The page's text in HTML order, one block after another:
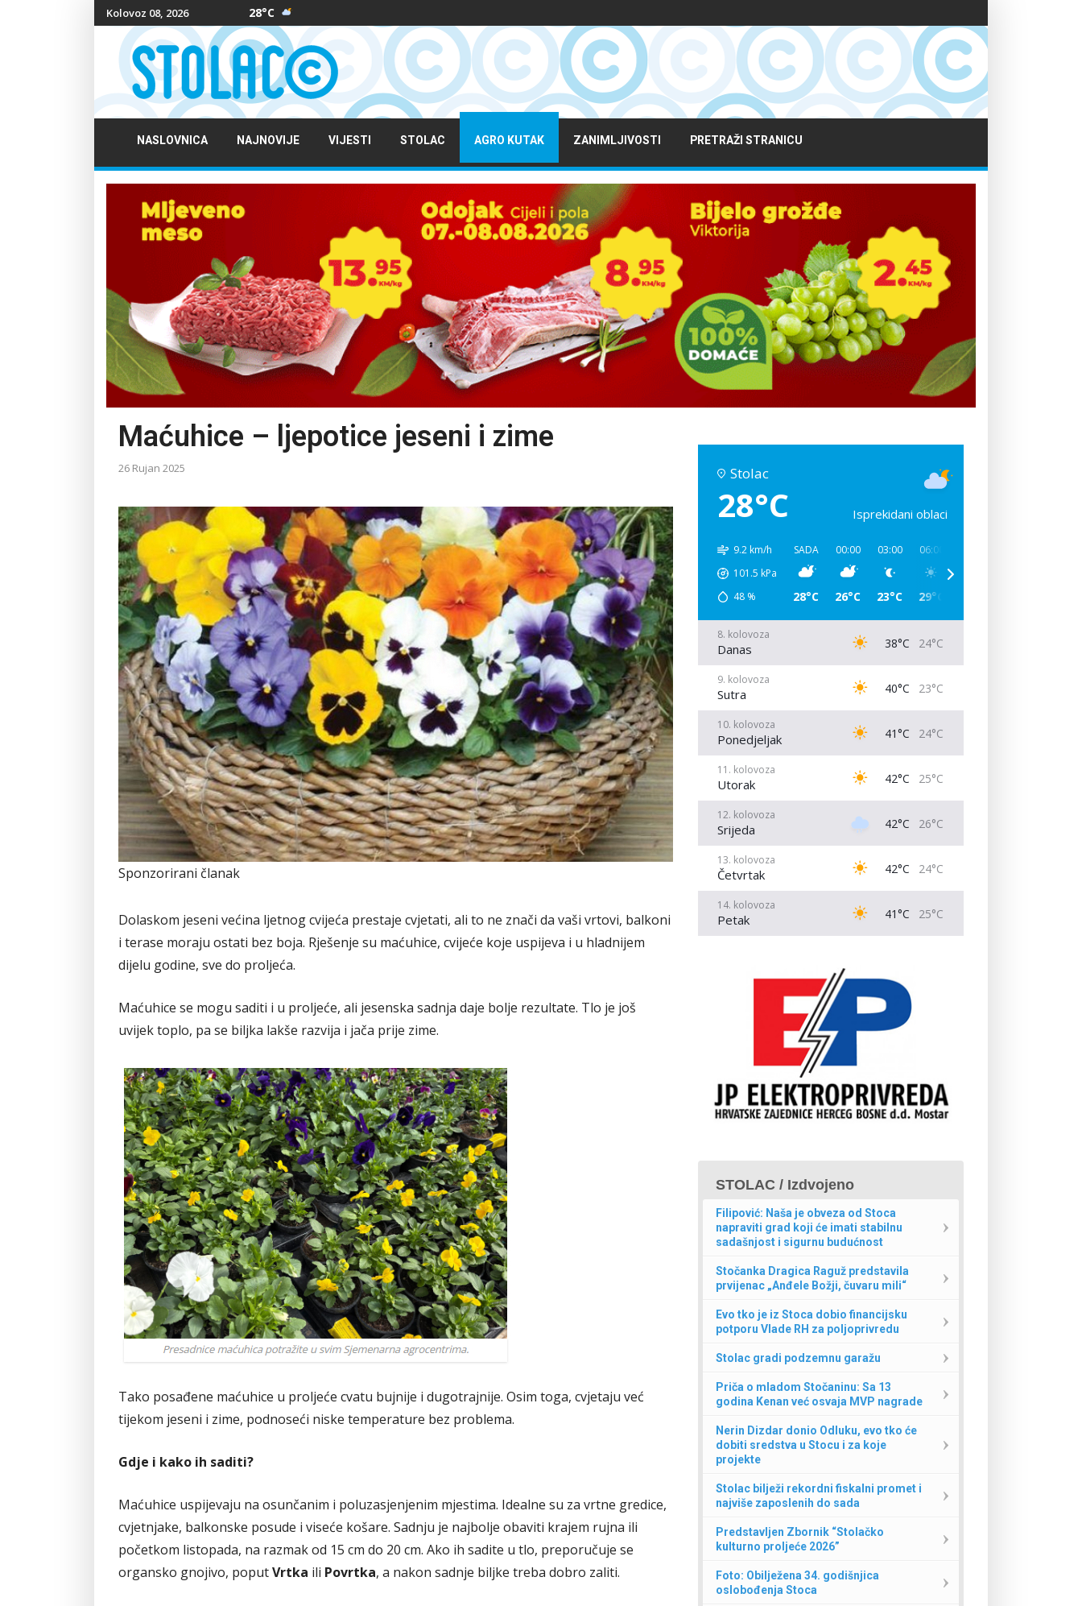
Kolovoz 08, 2026 28°C
NASLOVNICA NAJNOVIJE VIJESTI STOLAC AGRO KUTAK ZANIMLJIVOSTI PRETRAŽI STRANICU
Maćuhice – ljepotice jeseni i zime
26 Rujan 2025
Sponzorirani članak
Dolaskom jeseni većina ljetnog cvijeća prestaje cvjetati, ali to ne znači da vaši vrtovi, balkoni
i terase moraju ostati bez boja. Rješenje su maćuhice, cvijeće koje uspijeva i u hladnijem
dijelu godine, sve do proljeća.
Maćuhice se mogu saditi i u proljeće, ali jesenska sadnja daje bolje rezultate. Tlo je još
uvijek toplo, pa se biljka lakše razvija i jača prije zime.
Tako posađene maćuhice u proljeće cvatu bujnije i dugotrajnije. Osim toga, cvjetaju već
tijekom jeseni i zime, podnoseći niske temperature bez problema.
Gdje i kako ih saditi?
Maćuhice uspijevaju na osunčanim i poluzasjenjenim mjestima. Idealne su za vrtne gredice,
cvjetnjake, balkonske posude i viseće košare. Sadnju je najbolje obaviti krajem rujna ili
početkom listopada, na razmak od 15 cm do 20 cm. Ako ih sadite u tlo, preporučuje se
organsko gnojivo, poputVrtka ili Povrtka, a nakon sadnje biljke treba dobro zaliti.
Stolac
28°C Isprekidani oblaci
9.2 km/h
101.5 kPa
48 %
SADA
28°C
00:00
26°C
03:00
23°C
06:00
29°C
8. kolovoza
Danas 38°C 24°C
9. kolovoza
Sutra 40°C 23°C
10. kolovoza
Ponedjeljak 41°C 24°C
11. kolovoza
Utorak 42°C 25°C
12. kolovoza
Srijeda 42°C 26°C
13. kolovoza
Četvrtak 42°C 24°C
14. kolovoza
Petak 41°C 25°C
STOLAC / Izdvojeno
Filipović: Naša je obveza od Stoca
napraviti grad koji će imati stabilnu
sadašnjost i sigurnu budućnost
Stočanka Dragica Raguž predstavila
prvijenac „Anđele Božji, čuvaru mili“
Evo tko je iz Stoca dobio financijsku
potporu Vlade RH za poljoprivredu
Stolac gradi podzemnu garažu
Priča o mladom Stočaninu: Sa 13
godina Kenan već osvaja MVP nagrade
Nerin Dizdar donio Odluku, evo tko će
dobiti sredstva u Stocu i za koje
projekte
Stolac bilježi rekordni fiskalni promet i
najviše zaposlenih do sada
Predstavljen Zbornik “Stolačko
kulturno proljeće 2026”
Foto: Obilježena 34. godišnjica
oslobođenja Stoca